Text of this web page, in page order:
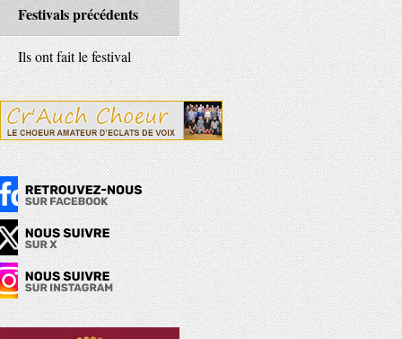
Festivals précédents
Ils ont fait le festival